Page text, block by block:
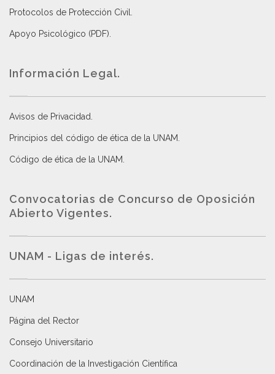
Protocolos de Protección Civil
Apoyo Psicológico (PDF)
Información Legal.
Avisos de Privacidad
Principios del código de ética de la UNAM
Código de ética de la UNAM
Convocatorias de Concurso de Oposición
Abierto Vigentes.
UNAM - Ligas de interés.
UNAM
Página del Rector
Consejo Universitario
Coordinación de la Investigación Científica